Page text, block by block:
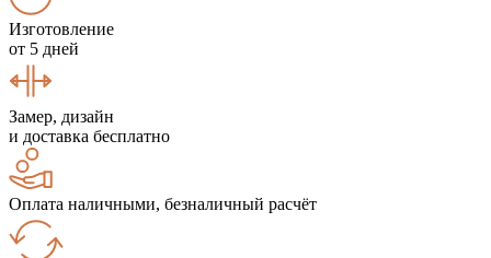
Изготовление
от 5 дней
Замер, дизайн
и доставка бесплатно
Оплата наличными, безналичный расчёт